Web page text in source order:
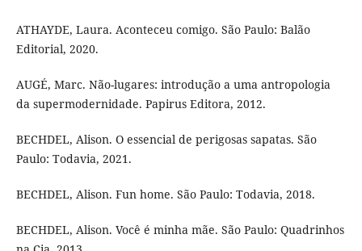
ATHAYDE, Laura. Aconteceu comigo. São Paulo: Balão
Editorial, 2020.
AUGÉ, Marc. Não-lugares: introdução a uma antropologia
da supermodernidade. Papirus Editora, 2012.
BECHDEL, Alison. O essencial de perigosas sapatas. São
Paulo: Todavia, 2021.
BECHDEL, Alison. Fun home. São Paulo: Todavia, 2018.
BECHDEL, Alison. Você é minha mãe. São Paulo: Quadrinhos